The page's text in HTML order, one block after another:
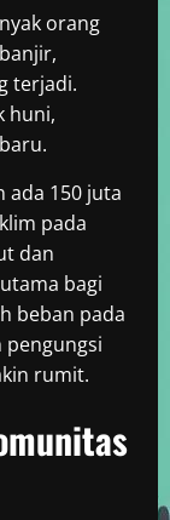
orang
terjadi.
huni,
150 juta
pada
dan
bagi
beban pada
pengungsi
rumit.